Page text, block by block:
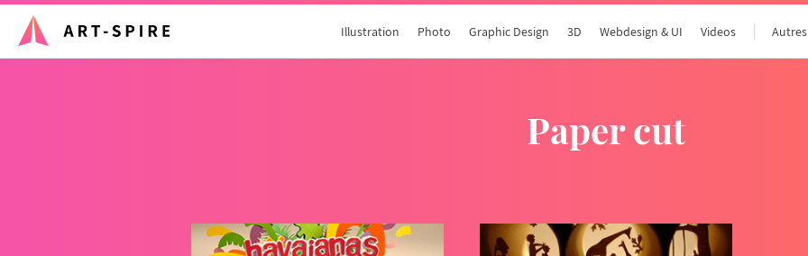
Illustration Photo Graphic Design 3D Webdesign & UI Videos Autres
paper cut